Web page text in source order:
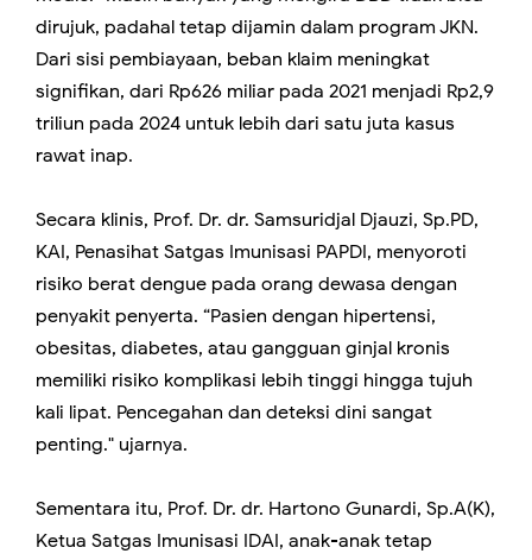
dirujuk, padahal tetap dijamin dalam program JKN.
Dari sisi pembiayaan, beban klaim meningkat
signifikan, dari Rp626 miliar pada 2021 menjadi Rp2,9
triliun pada 2024 untuk lebih dari satu juta kasus
rawat inap.
Secara klinis, Prof. Dr. dr. Samsuridjal Djauzi, Sp.PD,
KAI, Penasihat Satgas Imunisasi PAPDI, menyoroti
risiko berat dengue pada orang dewasa dengan
penyakit penyerta. “Pasien dengan hipertensi,
obesitas, diabetes, atau gangguan ginjal kronis
memiliki risiko komplikasi lebih tinggi hingga tujuh
kali lipat. Pencegahan dan deteksi dini sangat
penting." ujarnya.
Sementara itu, Prof. Dr. dr. Hartono Gunardi, Sp.A(K),
Ketua Satgas Imunisasi IDAI, anak-anak tetap